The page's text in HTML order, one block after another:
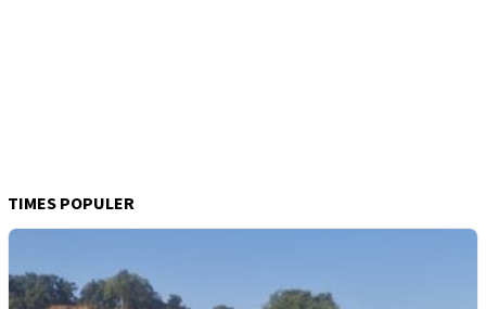
TIMES POPULER